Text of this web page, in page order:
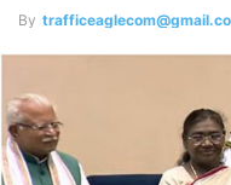
By